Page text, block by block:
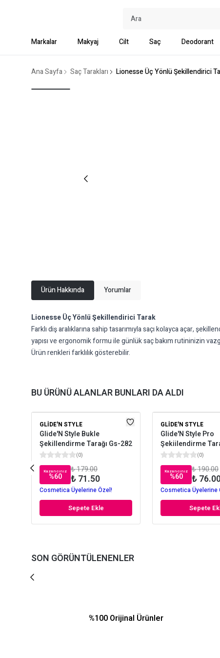
Markalar Makyaj Cilt Saç Deodorant
Ana Sayfa Saç Tarakları Lionesse Üç Yönlü Şekillendirici
Ürün Hakkında Yorumlar
Lionesse Üç Yönlü Şekillendirici Tarak
Farklı diş aralıklarına sahip tasarımıyla saçı kolayca açar,
yapısı ve ergonomik formu ile günlük saç bakım rutininizin
Ürün renkleri farklılık gösterebilir.
BU ÜRÜNÜ ALANLAR BUNLARI DA ALDI
GLIDE'N STYLE
Glide'N Style Bukle
Şekillendirme Tarağı Gs-282
(0)
Kazancınız
%60
₺ 179.00
₺ 71.50
Cosmetica Üyelerine Özel!
Sepete Ekle
GLIDE'N STYLE
Glide'N Style Pro
Şekiilendirme
(0)
Kazancınız
%60
₺ 190.00
₺
Cosmetica Üyelerine
Sepete
SON GÖRÜNTÜLENENLER
%100 Orijinal Ürünler